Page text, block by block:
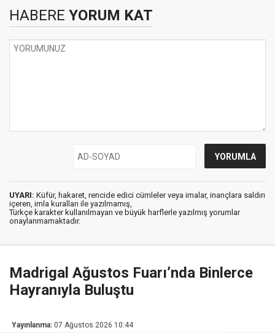
HABERE YORUM KAT
UYARI: Küfür, hakaret, rencide edici cümleler veya imalar, inançlara saldırı
içeren, imla kuralları ile yazılmamış,
Türkçe karakter kullanılmayan ve büyük harflerle yazılmış yorumlar
onaylanmamaktadır.
Madrigal Ağustos Fuarı’nda Binlerce
Hayranıyla Buluştu
Yayınlanma: 07 Ağustos 2026 10:44